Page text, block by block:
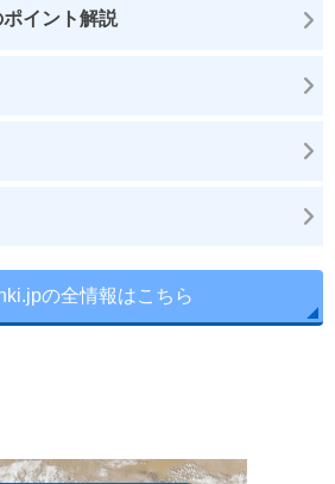
イント解説
の全情報はこちら